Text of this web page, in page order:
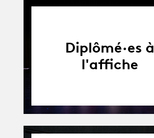
Diplômé·es à
l'affiche